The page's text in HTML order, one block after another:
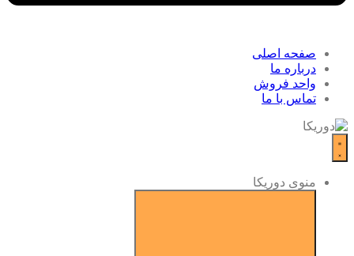
صفحه اصلی
درباره ما
واحد فروش
تماس با ما
منوی دوریکا